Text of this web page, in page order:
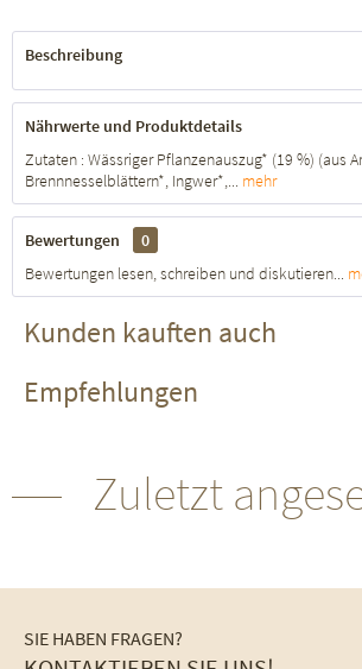
Beschreibung
Nährwerte und Produktdetails
Zutaten : Wässriger Pflanzenauszug* (19 %) (aus
Brennnesselblättern*, Ingwer*,... mehr
Bewertungen
0
Bewertungen lesen, schreiben und diskutieren...
Kunden kauften auch
Empfehlungen
Zuletzt
SIE HABEN FRAGEN?